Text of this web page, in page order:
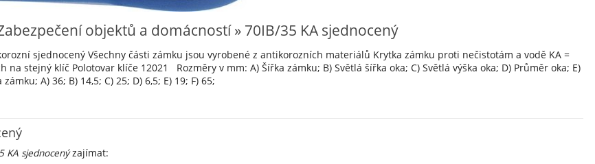
objektů a domácností » 70IB/35 KA sjednocený
sjednocený Všechny části zámku jsou vyrobené z antikorozních materiálů Krytka zámku proti nečistotám a vodě KA =
na stejný klíč Polotovar klíče 12021 Rozměry v mm: A) Šířka zámku; B) Světlá šířka oka; C) Světlá výška oka; D) Průměr oka; E)
A) 36; B) 14,5; C) 25; D) 6,5; E) 19; F) 65;
KA sjednocenýzajímat: